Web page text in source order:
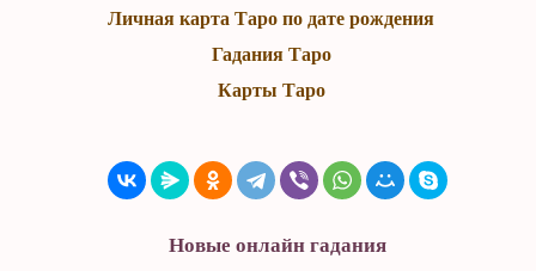
Личная карта Таро по дате рождения
Гадания Таро
Карты Таро
Новые онлайн гадания